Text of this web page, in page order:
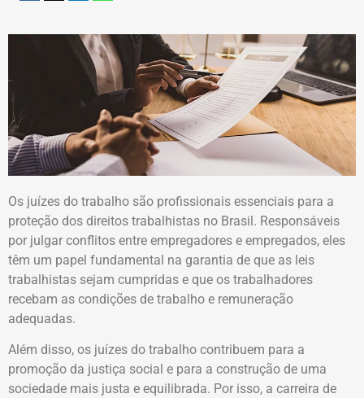
Os juízes do trabalho são profissionais essenciais para a
proteção dos direitos trabalhistas no Brasil. Responsáveis
por julgar conflitos entre empregadores e empregados, eles
têm um papel fundamental na garantia de que as leis
trabalhistas sejam cumpridas e que os trabalhadores
recebam as condições de trabalho e remuneração
adequadas.
Além disso, os juízes do trabalho contribuem para a
promoção da justiça social e para a construção de uma
sociedade mais justa e equilibrada. Por isso, a carreira de